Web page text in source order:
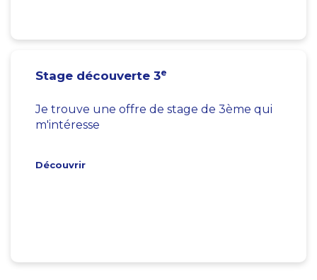
Stage découverte 3e
Je trouve une offre de stage de 3ème qui
m'intéresse
Découvrir